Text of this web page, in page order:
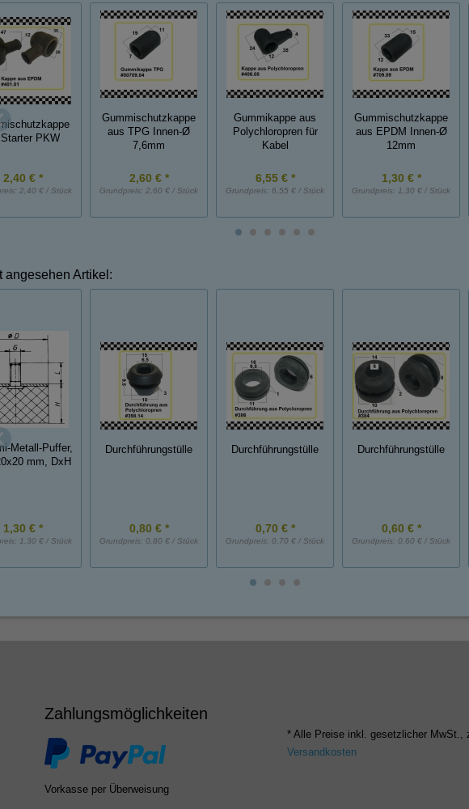
PKW
2,40 € *
2,40 € / Stück
Gummischutzkappe
aus TPG Innen-Ø
7,6mm
2,60 € *
Grundpreis: 2,60 € / Stück
Gummikappe aus
Polychloropren für
Kabel
6,55 € *
Grundpreis: 6,55 € / Stück
Gummischutzkappe
aus EPDM Innen-Ø
12mm
1,30 € *
Grundpreis: 1,30 € / Stück
angesehen Artikel:
Metall-Puffer,
mm, DxH
1,30 € *
1,30 € / Stück
Durchführungstülle
0,80 € *
Grundpreis: 0,80 € / Stück
Durchführungstülle
0,70 € *
Grundpreis: 0,70 € / Stück
Durchführungstülle
0,60 € *
Grundpreis: 0,60 € / Stück
Zahlungsmöglichkeiten
Vorkasse per Überweisung
* Alle Preise inkl. gesetzlicher MwSt.,
Versandkosten